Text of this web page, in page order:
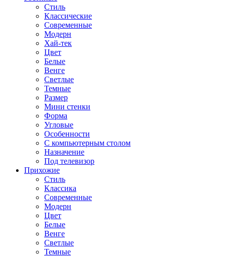
Стиль
Классические
Современные
Модерн
Хай-тек
Цвет
Белые
Венге
Светлые
Темные
Размер
Мини стенки
Форма
Угловые
Особенности
С компьютерным столом
Назначение
Под телевизор
Прихожие
Стиль
Классика
Современные
Модерн
Цвет
Белые
Венге
Светлые
Темные